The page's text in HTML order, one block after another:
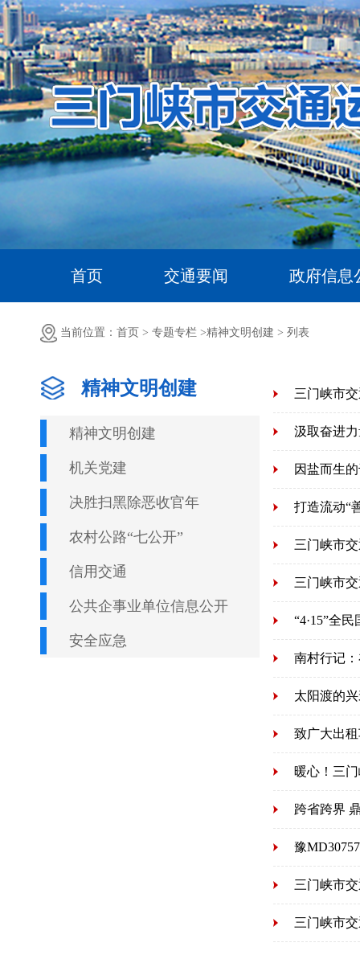
首页 交通要闻 政府信息
当前位置：首页 > 专题专栏 >精神文明创建 > 列表
精神文明创建
精神文明创建
机关党建
决胜扫黑除恶收官年
农村公路“七公开”
信用交通
公共企事业单位信息公开
安全应急
三门峡市
因盐而生
打造流动“
三门峡市
三门峡市
“4·15”全
南村行记
太阳渡的
致广大出
暖心！三
跨省跨界
豫
三门峡市
三门峡市